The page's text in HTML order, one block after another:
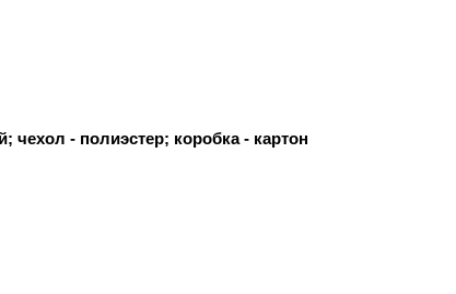
- полиэстер; коробка - картон